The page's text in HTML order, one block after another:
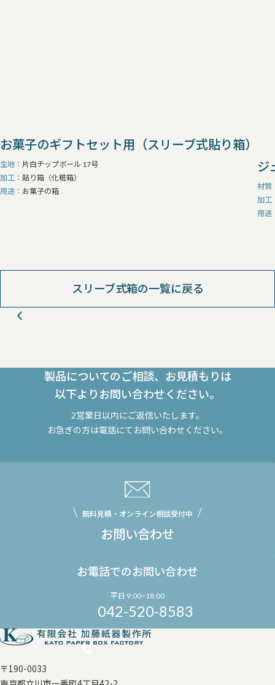
お菓子のギフトセット用（スリーブ式貼り箱）
生地
片白チップボール 17号
加工
貼り箱（化粧箱）
用途
お菓子の箱
ジ
材質
加工
用途
スリーブ式箱の一覧に戻る
製品についてのご相談、お見積もりは
以下よりお問い合わせください。
2営業日以内にご返信いたします。
お急ぎの方は電話にてお問い合わせください。
無料見積・オンライン相談受付中
お問い合わせ
お電話でのお問い合わせ
平日 9:00~18:00
042-520-8583
〒190-0033